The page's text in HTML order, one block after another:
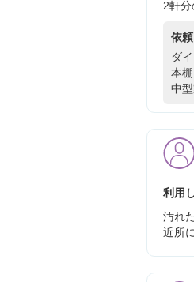
2軒分
依
ダ
本
中
利用
汚れ
近所